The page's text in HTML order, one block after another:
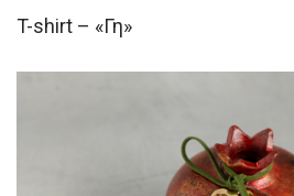
T-shirt – «Γη»